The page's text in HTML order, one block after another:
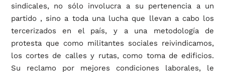
sindicales, no sólo involucra a su pertenencia a un
partido , sino a toda una lucha que llevan a cabo los
tercerizados en el país, y a una metodología de
protesta que como militantes sociales reivindicamos,
los cortes de calles y rutas, como toma de edificios.
Su reclamo por mejores condiciones laborales, le